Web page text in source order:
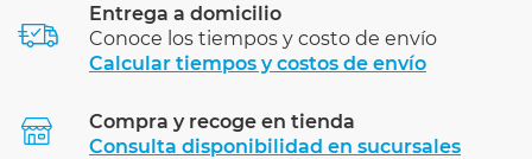
Entrega a domicilio
Conoce los tiempos y costo de envío
Calcular tiempos y costos de envío
Compra y recoge en tienda
Consulta disponibilidad en sucursales